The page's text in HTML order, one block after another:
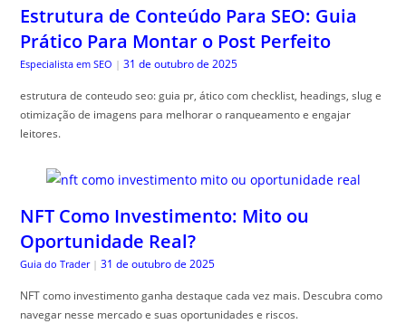
Estrutura de Conteúdo Para SEO: Guia
Prático Para Montar o Post Perfeito
Especialista em SEO | 31 de outubro de 2025
estrutura de conteudo seo: guia pr, ático com checklist, headings, slug e
otimização de imagens para melhorar o ranqueamento e engajar
leitores.
NFT Como Investimento: Mito ou
Oportunidade Real?
Guia do Trader | 31 de outubro de 2025
NFT como investimento ganha destaque cada vez mais. Descubra como
navegar nesse mercado e suas oportunidades e riscos.